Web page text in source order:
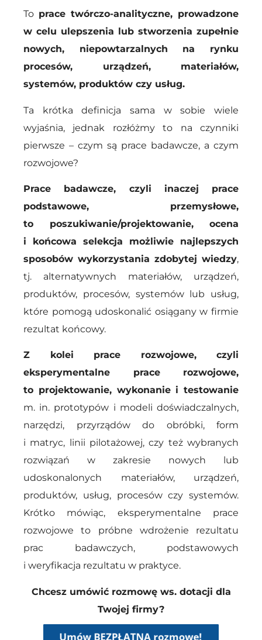
To prace twórczo-analityczne, prowadzone
w celu ulepszenia lub stworzenia zupełnie
nowych, niepowtarzalnych na rynku
procesów, urządzeń, materiałów,
systemów, produktów czy usług.
Ta krótka definicja sama w sobie wiele
wyjaśnia, jednak rozłóżmy to na czynniki
pierwsze – czym są prace badawcze, a czym
rozwojowe?
Prace badawcze, czyli inaczej prace
podstawowe, przemysłowe,
to poszukiwanie/projektowanie, ocena
i końcowa selekcja możliwie najlepszych
sposobów wykorzystania zdobytej wiedzy,
tj. alternatywnych materiałów, urządzeń,
produktów, procesów, systemów lub usług,
które pomogą udoskonalić osiągany w firmie
rezultat końcowy.
Z kolei prace rozwojowe, czyli
eksperymentalne prace rozwojowe,
to projektowanie, wykonanie i testowanie
m. in. prototypów i modeli doświadczalnych,
narzędzi, przyrządów do obróbki, form
i matryc, linii pilotażowej, czy też wybranych
rozwiązań w zakresie nowych lub
udoskonalonych materiałów, urządzeń,
produktów, usług, procesów czy systemów.
Krótko mówiąc, eksperymentalne prace
rozwojowe to próbne wdrożenie rezultatu
prac badawczych, podstawowych
i weryfikacja rezultatu w praktyce.
Chcesz umówić rozmowę ws. dotacji dla
Twojej firmy?